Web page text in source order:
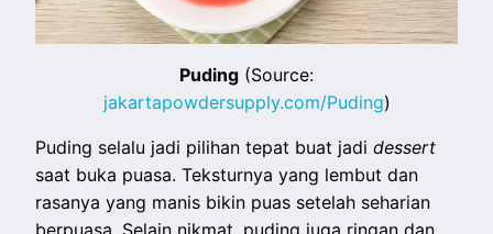
Puding (Source:
jakartapowdersupply.com/Puding)
Puding selalu jadi pilihan tepat buat jadidessert
saat buka puasa. Teksturnya yang lembut dan
rasanya yang manis bikin puas setelah seharian
berpuasa. Selain nikmat, puding juga ringan dan